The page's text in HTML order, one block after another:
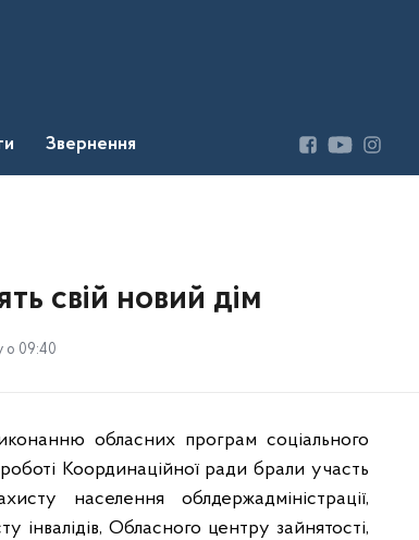
Звернення
свій новий дім
о 09:40
обласних програм соціального
Координаційної ради брали участь
населення облдержадміністрації,
інвалідів, Обласного центру зайнятості,